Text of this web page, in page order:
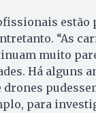
estão
“As
muito
Há alguns
para